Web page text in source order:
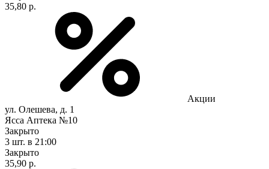
35,80 р.
Акции
ул. Олешева, д. 1
Ясса Аптека №10
Закрыто
3 шт. в 21:00
Закрыто
35,90 р.